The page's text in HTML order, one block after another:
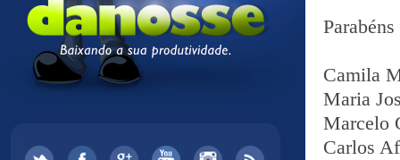
Camila
Maria
Marcelo
Carlos